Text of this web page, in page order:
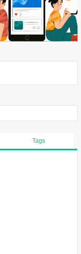
Tags